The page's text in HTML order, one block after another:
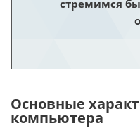
стремимся
Основные
компьютера